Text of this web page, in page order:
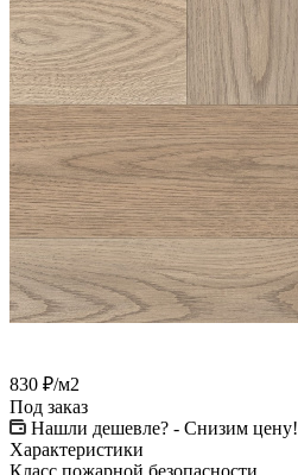
830 ₽/м2
Под заказ
Нашли дешевле? - Снизим цену!
Характеристики
Класс пожарной безопасности